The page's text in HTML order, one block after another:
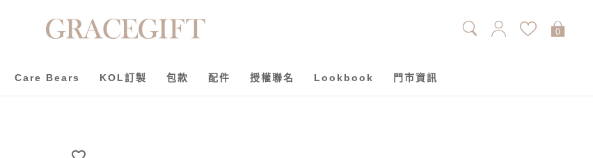
Care Bears KOL訂製 包款 配件 授權聯名 Lookbook 門市資訊
0